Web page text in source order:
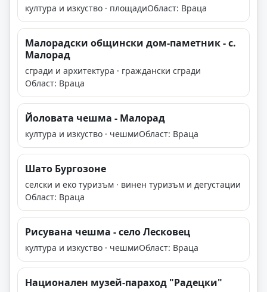
култура и изкуство · площадиОбласт: Враца
Малорадски общински дом-паметник - с.
Малорад
сгради и архитектура · граждански сгради
Област: Враца
Йоловата чешма - Малорад
култура и изкуство · чешмиОбласт: Враца
Шато Бургозоне
селски и еко туризъм · винен туризъм и дегустации
Област: Враца
Рисувана чешма - село Лесковец
култура и изкуство · чешмиОбласт: Враца
Национален музей-параход "Радецки"